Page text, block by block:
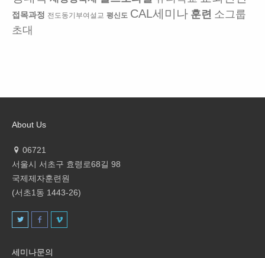
접목과정 전도동기부여설교 평신도 CAL세미나 훈련 소그룹
초대
About Us
06721
서울시 서초구 효령로68길 98
국제제자훈련원
(서초1동 1443-26)
세미나문의